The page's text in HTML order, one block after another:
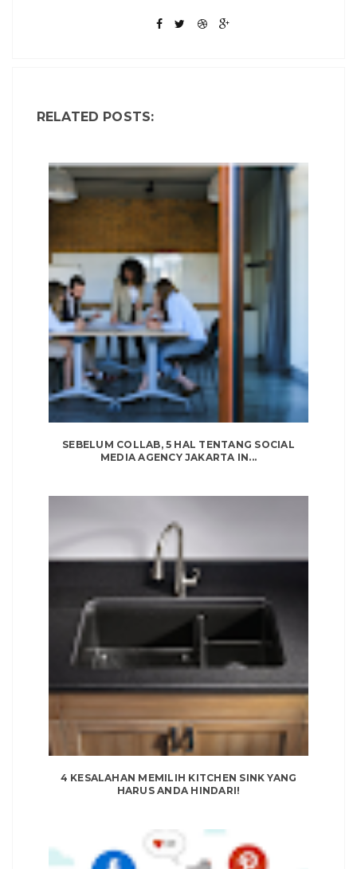
RELATED POSTS:
SEBELUM COLLAB, 5 HAL TENTANG SOCIAL
MEDIA AGENCY JAKARTA IN...
4 KESALAHAN MEMILIH KITCHEN SINK YANG
HARUS ANDA HINDARI!